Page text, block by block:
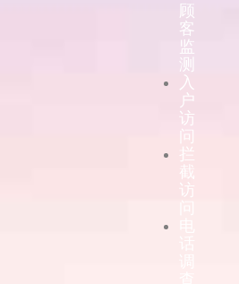
顾
客
监
测
入
户
访
问
拦
截
访